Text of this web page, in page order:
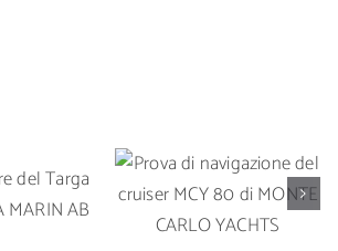
OY
Prova di
navigazione del
cruiser MCY 80 di